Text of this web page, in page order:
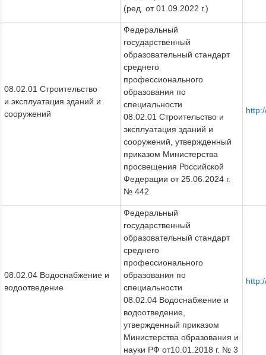
(ред. от 01.09.2022 г.)
08.02.01 Строительство
и эксплуатация зданий и
сооружений
Федеральный
государственный
образовательный стандарт
среднего
профессионального
образования по
специальности
08.02.01 Строительство и
эксплуатация зданий и
сооружений, утвержденный
приказом Министерства
просвещения Российской
Федерации от 25.06.2024 г.
№ 442
08.02.04 Водоснабжение и
водоотведение
Федеральный
государственный
образовательный стандарт
среднего
профессионального
образования по
специальности
08.02.04 Водоснабжение и
водоотведение,
утвержденный приказом
Министерства образования и
науки РФ от10.01.2018 г. № 3